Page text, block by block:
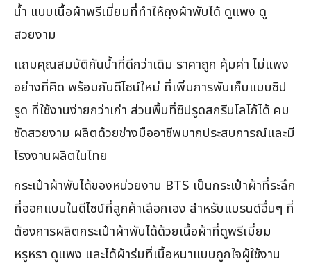
น้ำ แบบเนื้อผ้าพรีเมี่ยมที่ทำให้ถุงผ้าพับได้ ดูแพง ดู
สวยงาม
แถมคุณสมบัติกันน้ำที่ดีกว่าเดิม ราคาถูก คุ้มค่า ไม่แพง
อย่างที่คิด พร้อมกับดีไซน์ใหม่ ที่เพิ่มการพับเก็บแบบซิป
รูด ที่ใช้งานง่ายกว่าเก่า ส่วนพื้นที่ซิปรูดสกรีนโลโก้ได้ คม
ชัดสวยงาม ผลิตด้วยช่างมืออาชีพมากประสบการณ์และมี
โรงงานผลิตในไทย
กระเป๋าผ้าพับได้ของหน่วยงาน BTS เป็นกระเป๋าผ้าที่ระลึก
ที่ออกแบบในดีไซน์ที่ลูกค้าเลือกเอง สำหรับแบรนด์อื่นๆ ที่
ต้องการผลิตกระเป๋าผ้าพับได้ด้วยเนื้อผ้าที่ดูพรีเมี่ยม
หรูหรา ดูแพง และได้ผ้าร่มที่เนื้อหนาแบบถูกใจผู้ใช้งาน